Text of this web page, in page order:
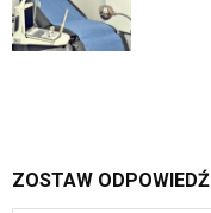
ZOSTAW ODPOWIEDŹ